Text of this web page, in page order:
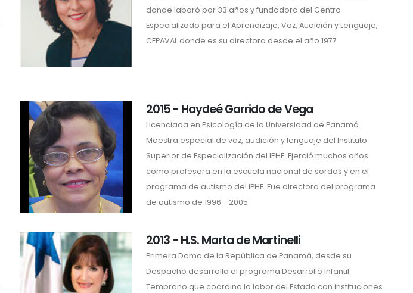
donde laboró por 33 años y fundadora del Centro
Especializado para el Aprendizaje, Voz, Audición y Lenguaje,
CEPAVAL donde es su directora desde el año 1977
2015 - Haydeé Garrido de Vega
Licenciada en Psicología de la Universidad de Panamá.
Maestra especial de voz, audición y lenguaje del Instituto
Superior de Especialización del IPHE. Ejerció muchos años
como profesora en la escuela nacional de sordos y en el
programa de autismo del IPHE. Fue directora del programa
de autismo de 1996 - 2005
2013 - H.S. Marta de Martinelli
Primera Dama de la República de Panamá, desde su
Despacho desarrolla el programa Desarrollo Infantil
Temprano que coordina la labor del Estado con instituciones